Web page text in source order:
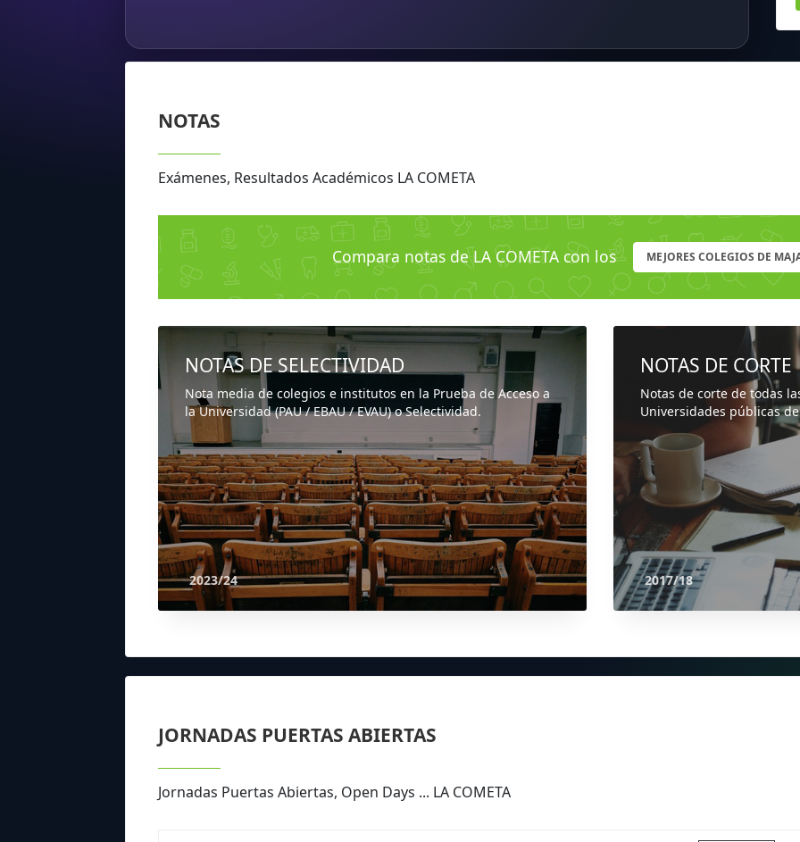
NOTAS
Exámenes, Resultados Académicos LA COMETA
Compara notas de LA COMETA con los MEJORES COLEGIOS DE
NOTAS DE SELECTIVIDAD
Nota media de colegios e institutos en la Prueba de Acceso a
la Universidad (PAU / EBAU / EVAU) o Selectividad.
2023/24
NOTAS DE CORTE
Notas de corte de todas
Universidades públicas
2017/18
JORNADAS PUERTAS ABIERTAS
Jornadas Puertas Abiertas, Open Days ... LA COMETA